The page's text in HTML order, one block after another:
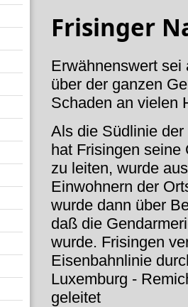
Frisinger
Erwähnenswert sei
über der ganzen
Schaden an vielen
Als die Südlinie der
hat Frisingen seine
zu leiten, wurde
Einwohnern der
wurde dann über
daß die
wurde. Frisingen
Eisenbahnlinie
Luxemburg -
geleitet